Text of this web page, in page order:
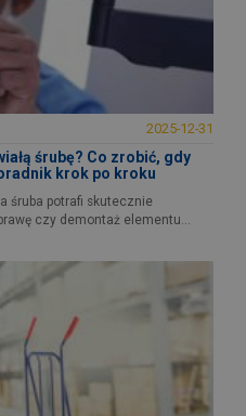
2025-12-31
śrubę? Co zrobić, gdy
krok po kroku
śruba potrafi skutecznie
czy demontaż elementu...